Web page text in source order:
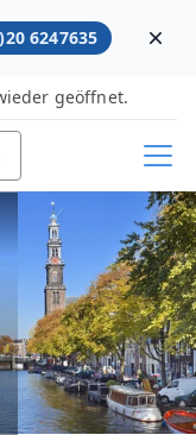
6247635
geöffnet.